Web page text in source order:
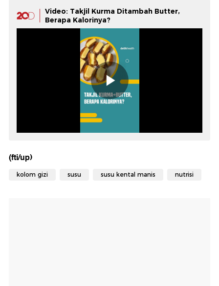
Video: Takjil Kurma Ditambah Butter,
Berapa Kalorinya?
(fti/up)
kolom gizi susu susu kental manis nutrisi